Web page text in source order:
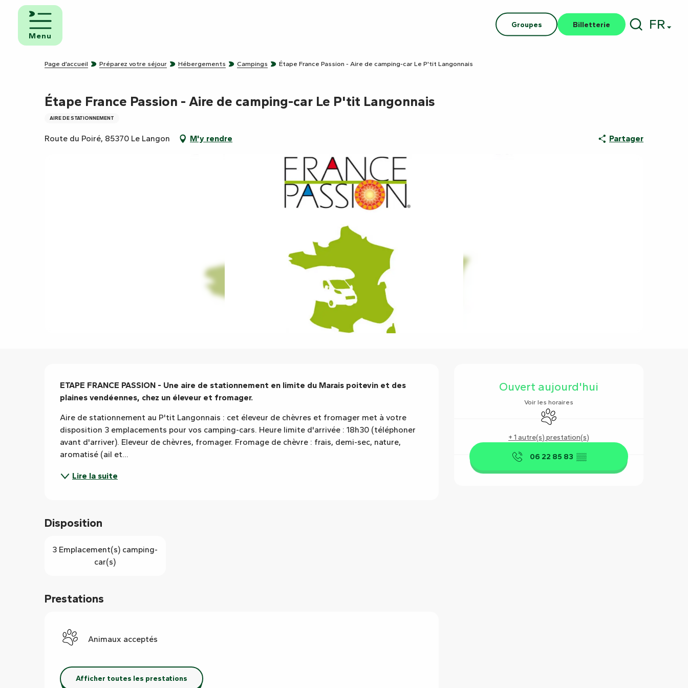
contenu
principal
Groupes Billetterie FR
Menu
Page d’accueil Préparez votre séjour Hébergements Campings Étape France Passion - Aire de camping-car Le P'tit Langonnais
Étape France Passion - Aire de camping-car Le P'tit Langonnais
AIRE DE STATIONNEMENT
Route du Poiré, 85370 Le Langon M'y rendre Partager
Ouvert aujourd'hui
Voir les horaires
Animaux acceptés
+ 1 autre(s) prestation(s)
06 22 85 83 ▒▒
Description
ETAPE FRANCE PASSION - Une aire de stationnement en limite du Marais poitevin et des
plaines vendéennes, chez un éleveur et fromager.
Aire de stationnement au P'tit Langonnais : cet éleveur de chèvres et fromager met à votre
disposition 3 emplacements pour vos camping-cars. Heure limite d'arrivée : 18h30 (téléphoner
avant d'arriver). Eleveur de chèvres, fromager. Fromage de chèvre : frais, demi-sec, nature,
aromatisé (ail et...
Lire la suite
Disposition
3 Emplacement(s) camping-
car(s)
Prestations
Animaux acceptés
Afficher toutes les prestations